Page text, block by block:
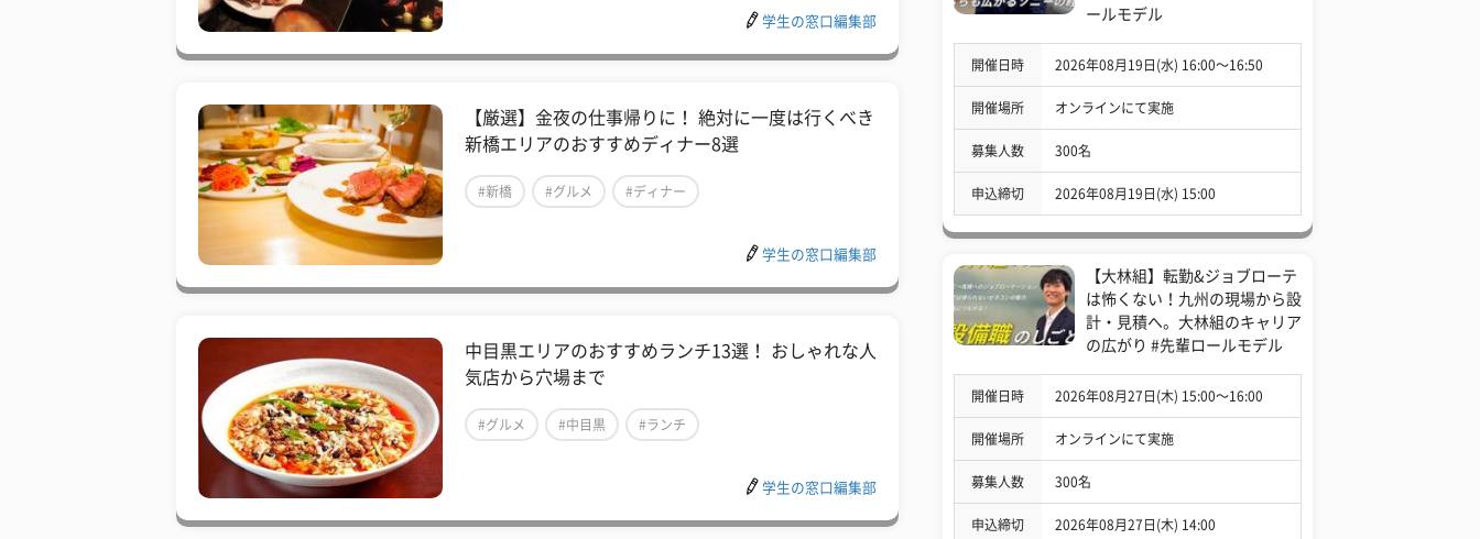
学生の窓口編集部
【厳選】金夜の仕事帰りに！ 絶対に一度は行くべき
新橋エリアのおすすめディナー8選
#新橋 #グルメ #ディナー
学生の窓口編集部
中目黒エリアのおすすめランチ13選！ おしゃれな人
気店から穴場まで
#グルメ #中目黒 #ランチ
学生の窓口編集部
ールモデル
開催日時 2026年08月19日(水) 16:00〜16:50
開催場所 オンラインにて実施
募集人数 300名
申込締切 2026年08月19日(水) 15:00
【大林組】転勤&ジョブローテ
は怖くない！九州の現場から設
計・見積へ。大林組のキャリア
の広がり #先輩ロールモデル
開催日時 2026年08月27日(木) 15:00〜16:00
開催場所 オンラインにて実施
募集人数 300名
申込締切 2026年08月27日(木) 14:00